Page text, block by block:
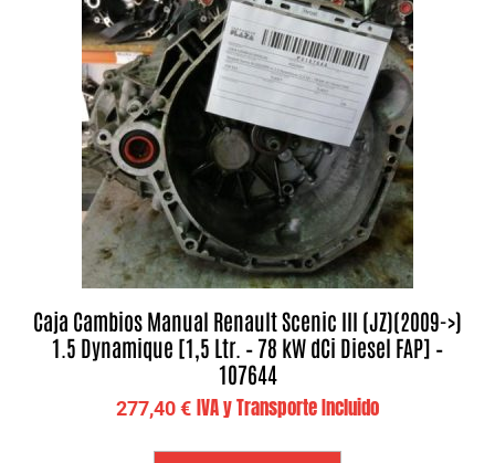
Caja Cambios Manual Renault Scenic III (JZ)(2009->)
1.5 Dynamique [1,5 Ltr. – 78 kW dCi Diesel FAP] –
107644
277,40€ IVA y Transporte Incluido